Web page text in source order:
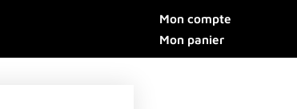
Mon compte
Mon panier